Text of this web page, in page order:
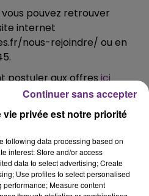
vous pouvez retrouver
internet
nous-rejoindre/ ou en
postuler aux offresici
vie privée est notre priorité
following data processing based on
interest: Store and/or access
data to select advertising; Create
Use profiles to select personalised
Measure content
Continuer sans accepter